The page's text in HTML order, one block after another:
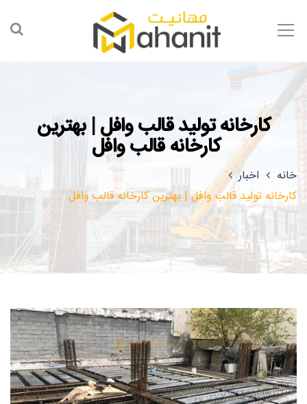
کارخانه تولید قالب وافل | بهترین
کارخانه قالب وافل
خانه
اخبار
کارخانه تولید قالب وافل | بهترین کارخانه قالب وافل